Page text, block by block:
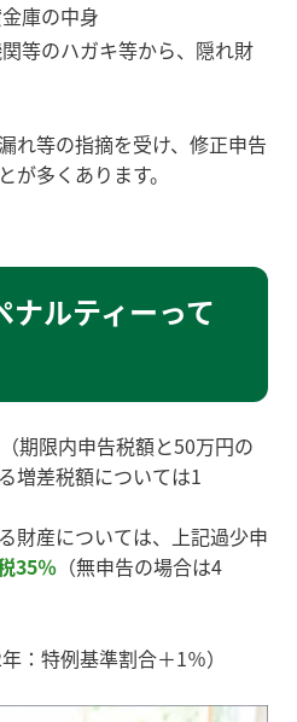
庫の中身
等のハガキ等から、隠れ財
れ等の指摘を受け、修正申告
が多くあります。
ルティーって
（期限内申告税額と50万円の
増差税額については1
財産については、上記過少申
35％ （無申告の場合は4
年：特例基準割合＋1％）